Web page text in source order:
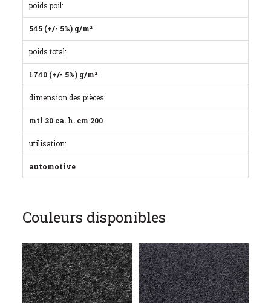
poids poil:
545 (+/- 5%) g/m²
poids total:
1740 (+/- 5%) g/m²
dimension des pièces:
mtl 30 ca. h. cm 200
utilisation:
automotive
Couleurs disponibles